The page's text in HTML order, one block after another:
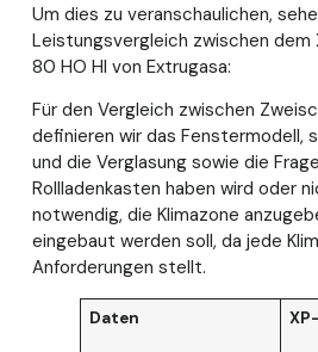
Um dies zu veranschaulichen,
Leistungsvergleich zwischen dem
80 HO HI von Extrugasa:
Für den Vergleich zwischen
definieren wir das Fenstermodell,
und die Verglasung sowie die
Rollladenkasten haben wird oder
notwendig, die Klimazone
eingebaut werden soll, da jede
Anforderungen stellt.
Daten